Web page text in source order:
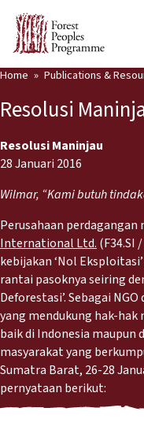
Who we are
Press Room
Support Us
Our Work
Community Voices
Partners & Countries
Latest News
Publications &
Back
Publications &
News
Reports
Press Releases
Home Publications &
Resolusi
Resolusi Maninjau
28 Januari 2016
Wilmar, “Kami butuh
Perusahaan
International Ltd. (F34.SI
kebijakan ‘Nol
rantai pasoknya seiring
Deforestasi’. Sebagai
yang mendukung hak-hak
baik di Indonesia maupun
masyarakat yang
Sumatra Barat, 26-28
pernyataan berikut: